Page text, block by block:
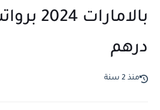
درهم
منذ 2 سنة